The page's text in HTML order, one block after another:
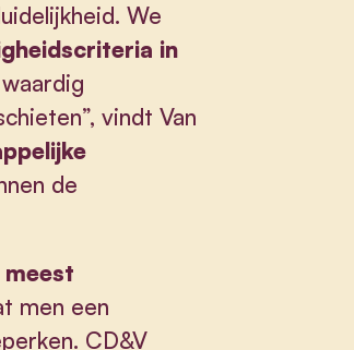
We
in
vindt Van
de
meest
men een
CD&V